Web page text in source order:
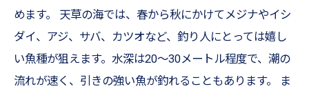
めます。 天草の海では、春から秋にかけてメジナやイシ
ダイ、アジ、サバ、カツオなど、釣り人にとっては嬉し
い魚種が狙えます。水深は20〜30メートル程度で、潮の
流れが速く、引きの強い魚が釣れることもあります。 ま